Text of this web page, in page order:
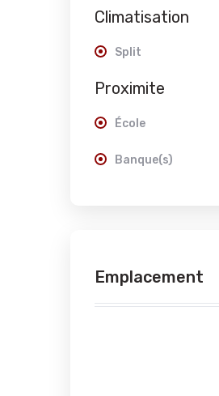
Climatisation
Split
Proximite
École
Banque(s)
Emplacement